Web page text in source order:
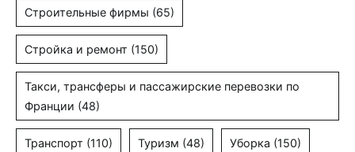
Строительные фирмы (65)
Стройка и ремонт (150)
Такси, трансферы и пассажирские перевозки по
Франции (48)
Транспорт (110) Туризм (48) Уборка (150)